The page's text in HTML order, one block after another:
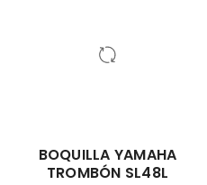
BOQUILLA YAMAHA
TROMBÓN SL48L